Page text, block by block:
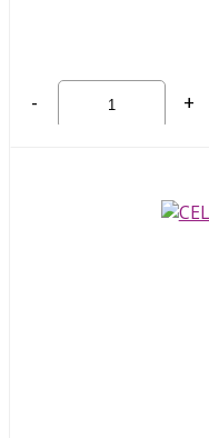
- +